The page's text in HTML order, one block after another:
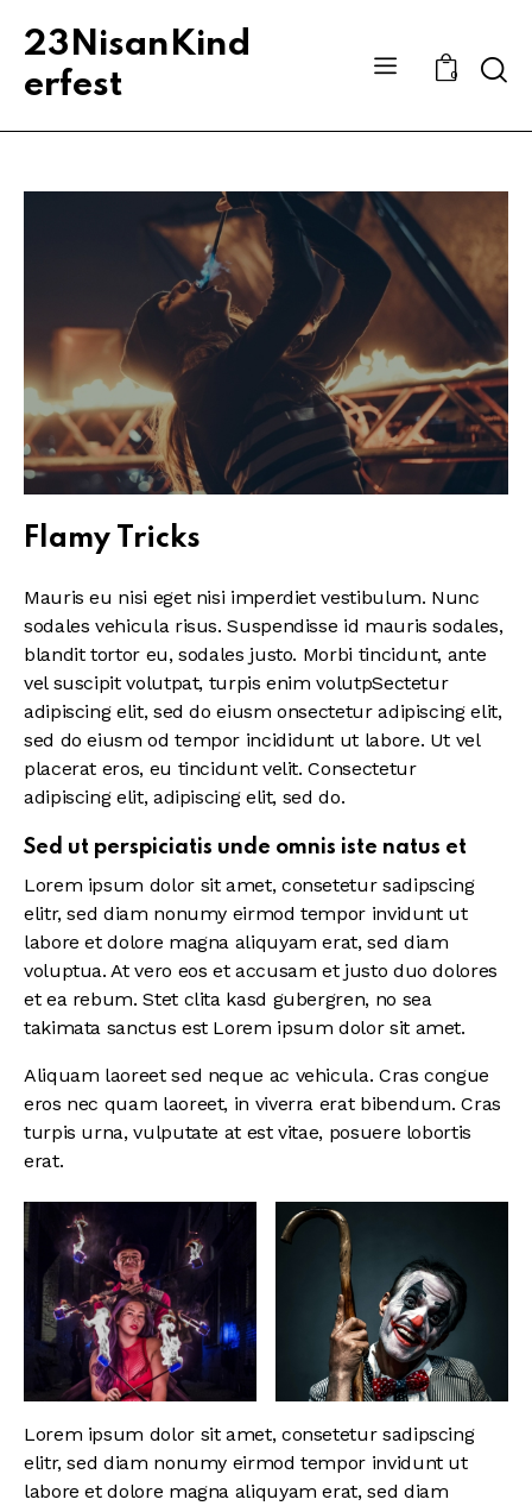
23NisanKind
erfest
0
Flamy Tricks
Mauris eu nisi eget nisi imperdiet vestibulum. Nunc
sodales vehicula risus. Suspendisse id mauris sodales,
blandit tortor eu, sodales justo. Morbi tincidunt, ante
vel suscipit volutpat, turpis enim volutpSectetur
adipiscing elit, sed do eiusm onsectetur adipiscing elit,
sed do eiusm od tempor incididunt ut labore. Ut vel
placerat eros, eu tincidunt velit. Consectetur
adipiscing elit, adipiscing elit, sed do.
Sed ut perspiciatis unde omnis iste natus et
Lorem ipsum dolor sit amet, consetetur sadipscing
elitr, sed diam nonumy eirmod tempor invidunt ut
labore et dolore magna aliquyam erat, sed diam
voluptua. At vero eos et accusam et justo duo dolores
et ea rebum. Stet clita kasd gubergren, no sea
takimata sanctus est Lorem ipsum dolor sit amet.
Aliquam laoreet sed neque ac vehicula. Cras congue
eros nec quam laoreet, in viverra erat bibendum. Cras
turpis urna, vulputate at est vitae, posuere lobortis
erat.
Lorem ipsum dolor sit amet, consetetur sadipscing
elitr, sed diam nonumy eirmod tempor invidunt ut
labore et dolore magna aliquyam erat, sed diam